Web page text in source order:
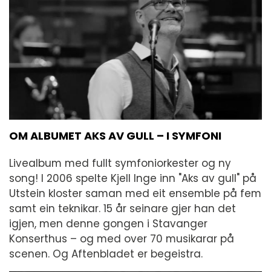
OM ALBUMET AKS AV GULL – I SYMFONI
Livealbum med fullt symfoniorkester og ny
song! I 2006 spelte Kjell Inge inn "Aks av gull" på
Utstein kloster saman med eit ensemble på fem
samt ein teknikar. 15 år seinare gjer han det
igjen, men denne gongen i Stavanger
Konserthus – og med over 70 musikarar på
scenen. Og Aftenbladet er begeistra.